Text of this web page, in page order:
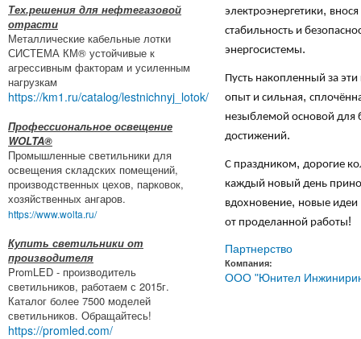
Тех.решения для нефтегазовой
отрасти
Металлические кабельные лотки
СИСТЕМА КМ® устойчивые к
агрессивным факторам и усиленным
нагрузкам
https://km1.ru/catalog/lestnichnyj_lotok/
Профессиональное освещение
WOLTA®
Промышленные светильники для
освещения складских помещений,
производственных цехов, парковок,
хозяйственных ангаров.
https://www.wolta.ru/
Купить светильники от
производителя
PromLED - производитель
светильников, работаем с 2015г.
Каталог более 7500 моделей
светильников. Обращайтесь!
https://promled.com/
электроэнергетики,
стабильность и
энергосистемы.
Пусть накопленный за
опыт и сильная,
незыблемой основой для
достижений.
С праздником, дорогие
каждый новый день
вдохновение, новые идеи
от проделанной работы!
Партнерство
Компания:
ООО "Юнител